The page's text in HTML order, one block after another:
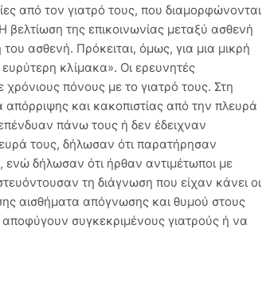
από τον γιατρό τους, που διαμορφώνονται
βελτίωση της επικοινωνίας μεταξύ ασθενή
ασθενή. Πρόκειται, όμως, για μια μικρή
ευρύτερη κλίμακα». Οι ερευνητές
πόνους με το γιατρό τους. Στη
και κακοπιστίας από την πλευρά
πάνω τους ή δεν έδειχναν
τους, δήλωσαν ότι παρατήρησαν
ενώ δήλωσαν ότι ήρθαν αντιμέτωποι με
τη διάγνωση που είχαν κάνει οι
αισθήματα απόγνωσης και θυμού στους
συγκεκριμένους γιατρούς ή να